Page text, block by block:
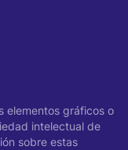
elementos gráficos o
intelectual de
sobre estas